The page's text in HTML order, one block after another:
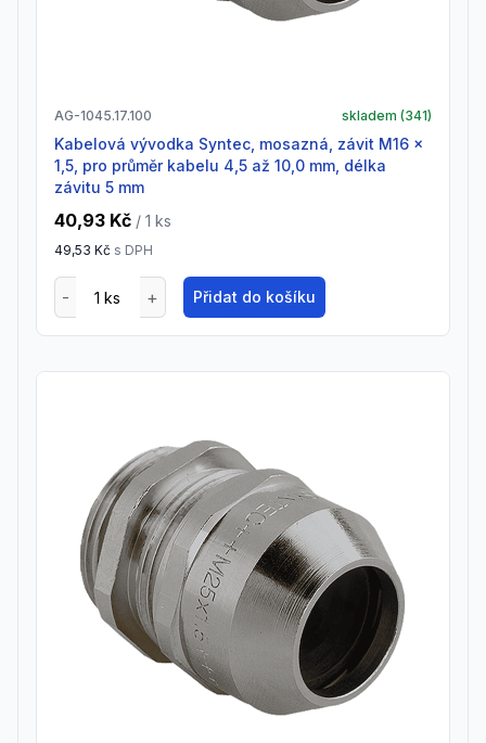
AG-1045.17.100 skladem (341)
Kabelová vývodka Syntec, mosazná, závit M16 x
1,5, pro průměr kabelu 4,5 až 10,0 mm, délka
závitu 5 mm
40,93 Kč / 1 ks
49,53 Kč s DPH
Přidat do košíku